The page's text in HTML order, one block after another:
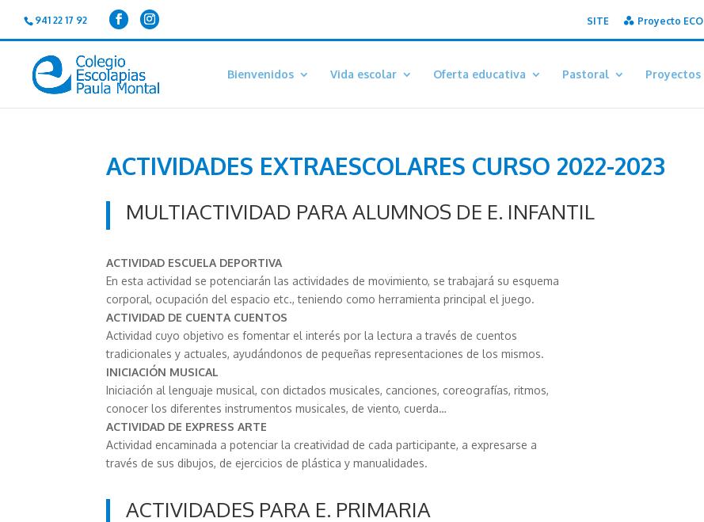
941 22 17 92 SITE Proyecto ECO
Bienvenidos Vida escolar Oferta educativa Pastoral Proyectos
ACTIVIDADES EXTRAESCOLARES CURSO 2022-2023
MULTIACTIVIDAD PARA ALUMNOS DE E. INFANTIL
ACTIVIDAD ESCUELA DEPORTIVA
En esta actividad se potenciarán las actividades de movimiento, se trabajará su esquema
corporal, ocupación del espacio etc., teniendo como herramienta principal el juego.
ACTIVIDAD DE CUENTA CUENTOS
Actividad cuyo objetivo es fomentar el interés por la lectura a través de cuentos
tradicionales y actuales, ayudándonos de pequeñas representaciones de los mismos.
INICIACIÓN MUSICAL
Iniciación al lenguaje musical, con dictados musicales, canciones, coreografías, ritmos,
conocer los diferentes instrumentos musicales, de viento, cuerda…
ACTIVIDAD DE EXPRESS ARTE
Actividad encaminada a potenciar la creatividad de cada participante, a expresarse a
través de sus dibujos, de ejercicios de plástica y manualidades.
ACTIVIDADES PARA E. PRIMARIA